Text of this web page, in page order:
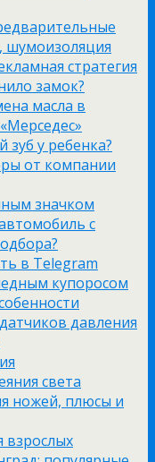
шумоизоляция
стратегия
замок?
масла в
зуб у ребенка?
от компании
значком
с
в Telegram
купоросом
давления
света
ножей, плюсы и
взрослых